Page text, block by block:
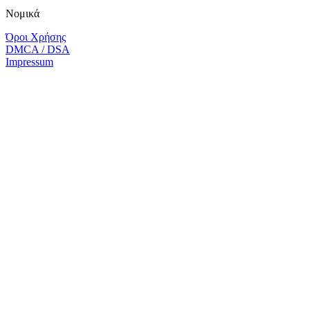
Νομικά
Όροι Χρήσης
DMCA / DSA
Impressum